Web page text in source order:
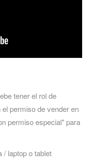
tener el rol de
permiso de vender en
permiso especial" para
/ laptop o tablet